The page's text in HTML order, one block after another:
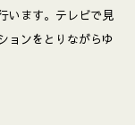
います。テレビで見
ョンをとりながらゆ